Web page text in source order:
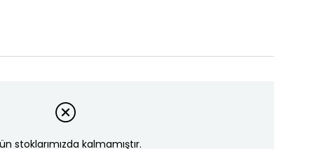
stoklarımızda kalmamıştır.